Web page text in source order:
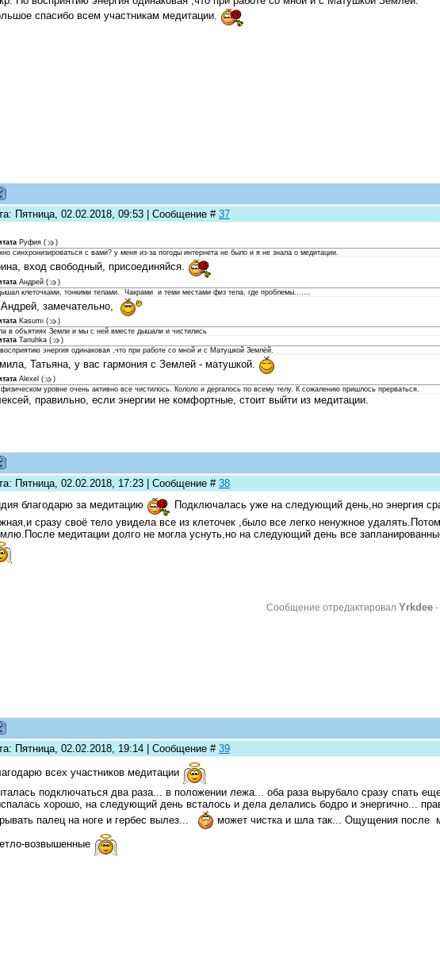
спасибо всем участникам медитации.
Пятница, 02.02.2018, 09:53 | Сообщение # 37
Руфия (
)
синхронизироваться с вами? у меня из-за погоды интернета не было и я не знала о медитации.
вход свободный, присоединяйся.
Андрей (
)
клеточками, тонкими телами. Чакрами и теми местами физ тела, где проблемы.......
замечательно,
Kasumi (
)
в объятиях Земли и мы с ней вместе дышали и чистились
Tanuhka (
)
энергия одинаковая ,что при работе со мной и с Матушкой Землёй.
Татьяна, у вас гармония с Землей - матушкой.
Alexel (
)
уровне очень активно все чистилось. Кололо и дергалось по всему телу. К сожалению пришлось прерваться.
правильно, если энергии не комфортные, стоит выйти из медитации.
Пятница, 02.02.2018, 17:23 | Сообщение # 38
благодарю за медитацию
Подключалась уже на следующий день,но энергия
сразу своё тело увидела все из клеточек ,было все легко ненужное
медитации долго не могла уснуть,но на следующий день все
Сообщение отредактировал Yrkdee -
Пятница, 02.02.2018, 19:14 | Сообщение # 39
всех участников медитации
подключаться два раза... в положении лежа... оба раза вырубало сразу спать
хорошо, на следующий день всталось и дела делались бодро и энергично...
палец на ноге и гербес вылез...
может чистка и шла так... Ощущения после
возвышенные